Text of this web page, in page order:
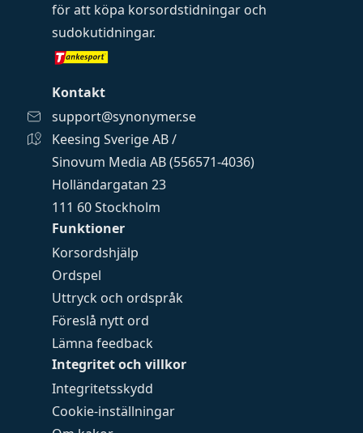
Funktioner
Korsordshjälp
Ordspel
Uttryck och ordspråk
Föreslå nytt ord
Lämna feedback
Integritet och villkor
Integritetsskydd
Cookie-inställningar
för att köpa korsordstidningar och
sudokutidningar.
Kontakt
support@synonymer.se
Keesing Sverige AB /
Sinovum Media AB (556571-4036)
Holländargatan 23
111 60 Stockholm